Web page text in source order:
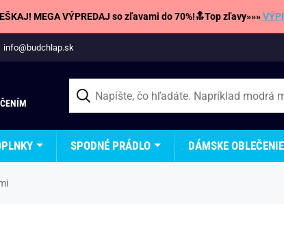
MEGA VÝPREDAJ so zľavami do 70%!🔝Top zľavy»»»
info@budchlap.sk
SPODNÉ PRÁDLO DÁMSKE OBLEČENIE